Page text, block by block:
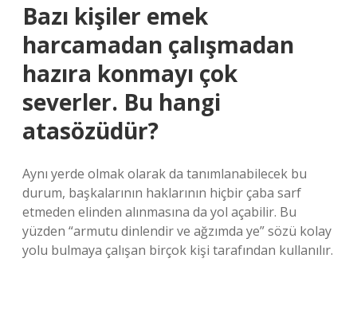
Bazı kişiler emek
harcamadan çalışmadan
hazıra konmayı çok
severler. Bu hangi
atasözüdür?
Aynı yerde olmak olarak da tanımlanabilecek bu
durum, başkalarının haklarının hiçbir çaba sarf
etmeden elinden alınmasına da yol açabilir. Bu
yüzden “armutu dinlendir ve ağzımda ye” sözü kolay
yolu bulmaya çalışan birçok kişi tarafından kullanılır.